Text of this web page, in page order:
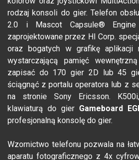
rodzaj konsoli do gier. Telefon
2.0 i Mascot Capsule®
zaprojektowane przez HI Corp.
oraz bogatych w grafikę aplikacji
wystarczającą pamięć
zapisać do 170 gier 2D lub 45
ściągnąć z portalu operatora lub z
na stronie Sony Ericsson.
klawiaturą do gier Gameboard
profesjonalną konsolę do gier.
Wzornictwo telefonu pozwala na
aparatu fotograficznego z 4x